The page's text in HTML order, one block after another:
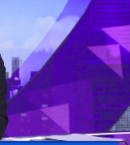
国 熊猫频道
中国 新兵请入列
2026年冬奥会
体育大会 体育江湖